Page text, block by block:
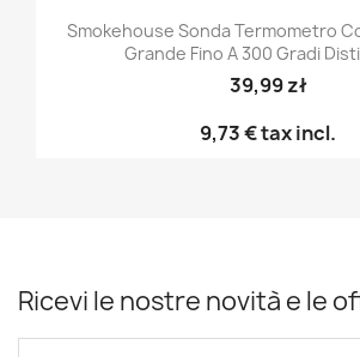
Smokehouse Sonda Termometro
Grande Fino A 300 Gradi
39,99 zł
9,73 €tax incl.
Ricevi le nostre novità e le